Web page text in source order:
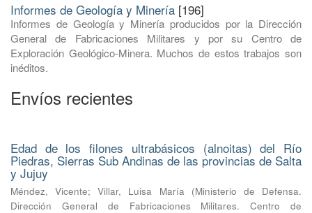
Informes de Geología y Minería [196]
Informes de Geología y Minería producidos por la Dirección
General de Fabricaciones Militares y por su Centro de
Exploración Geológico-Minera. Muchos de estos trabajos son
inéditos.
Envíos recientes
Edad de los filones ultrabásicos (alnoitas) del Río
Piedras, Sierras Sub Andinas de las provincias de Salta
y Jujuy
Méndez, Vicente;Villar, Luisa María (Ministerio de Defensa.
Dirección General de Fabricaciones Militares. Centro de